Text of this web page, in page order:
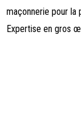
maçonnerie pour la
Expertise en gros